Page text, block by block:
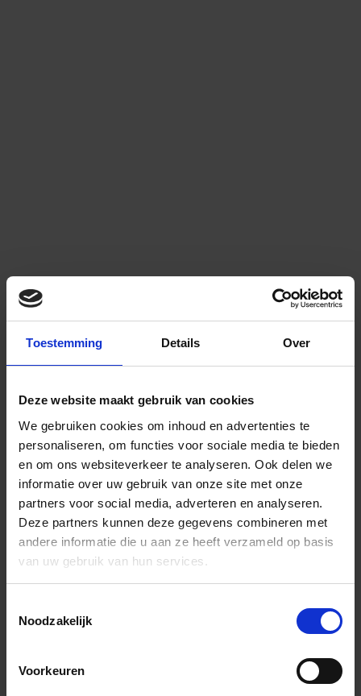
Toestemming Details Over
Deze website maakt gebruik van cookies
We gebruiken cookies om inhoud en advertenties te
personaliseren, om functies voor sociale media te bieden
en om ons websiteverkeer te analyseren. Ook delen we
informatie over uw gebruik van onze site met onze
partners voor social media, adverteren en analyseren.
Deze partners kunnen deze gegevens combineren met
andere informatie die u aan ze heeft verzameld op basis
van uw gebruik van hun services.
Noodzakelijk
Voorkeuren